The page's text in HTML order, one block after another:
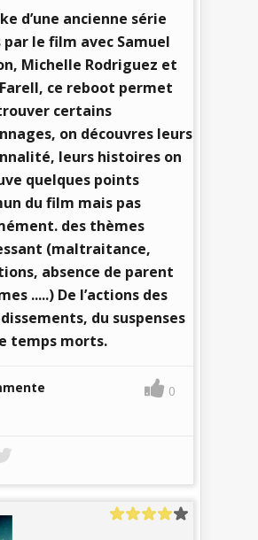
d’une ancienne série
par le film avec Samuel
Michelle Rodriguez et
ce reboot permet
certains
on découvres leurs
leurs histoires on
quelques points
du film mais pas
des thèmes
(maltraitance,
absence de parent
.....) De l’actions des
du suspenses
temps morts.
0